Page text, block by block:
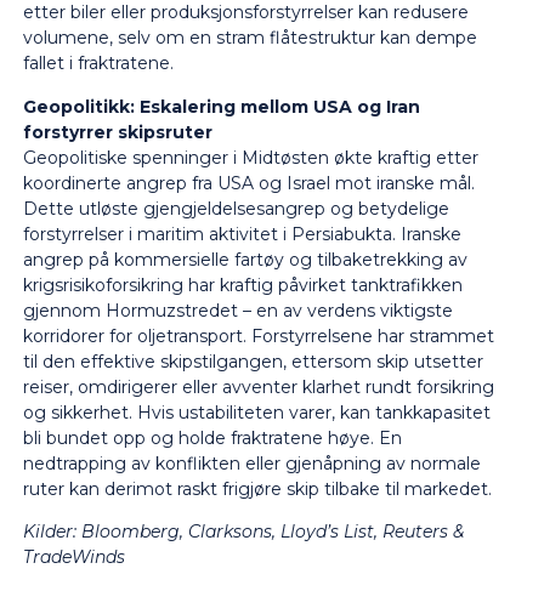
etter biler eller produksjonsforstyrrelser kan redusere
volumene, selv om en stram flåtestruktur kan dempe
fallet i fraktratene.
Geopolitikk: Eskalering mellom USA og Iran
forstyrrer skipsruter
Geopolitiske spenninger i Midtøsten økte kraftig etter
koordinerte angrep fra USA og Israel mot iranske mål.
Dette utløste gjengjeldelsesangrep og betydelige
forstyrrelser i maritim aktivitet i Persiabukta. Iranske
angrep på kommersielle fartøy og tilbaketrekking av
krigsrisikoforsikring har kraftig påvirket tanktrafikken
gjennom Hormuzstredet – en av verdens viktigste
korridorer for oljetransport. Forstyrrelsene har strammet
til den effektive skipstilgangen, ettersom skip utsetter
reiser, omdirigerer eller avventer klarhet rundt forsikring
og sikkerhet. Hvis ustabiliteten varer, kan tankkapasitet
bli bundet opp og holde fraktratene høye. En
nedtrapping av konflikten eller gjenåpning av normale
ruter kan derimot raskt frigjøre skip tilbake til markedet.
Kilder: Bloomberg, Clarksons, Lloyd’s List, Reuters &
TradeWinds